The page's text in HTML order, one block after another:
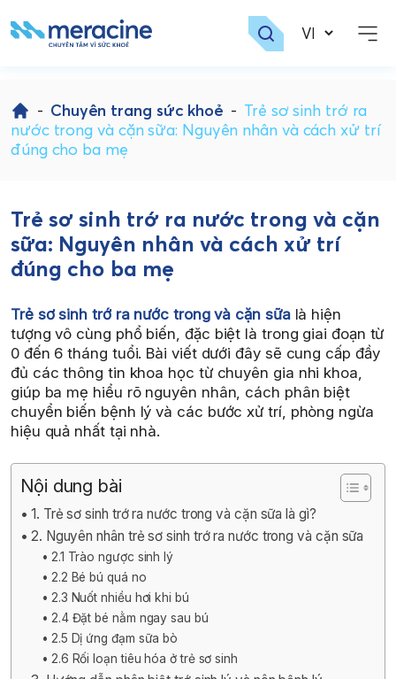
to
content
- Chuyên trang sức khoẻ - Trẻ sơ sinh trớ ra
nước trong và cặn sữa: Nguyên nhân và cách xử trí
đúng cho ba mẹ
Trẻ sơ sinh trớ ra nước trong và cặn
sữa: Nguyên nhân và cách xử trí
đúng cho ba mẹ
Trẻ sơ sinh trớ ra nước trong và cặn sữalà hiện
tượng vô cùng phổ biến, đặc biệt là trong giai đoạn từ
0 đến 6 tháng tuổi. Bài viết dưới đây sẽ cung cấp đầy
đủ các thông tin khoa học từ chuyên gia nhi khoa,
giúp ba mẹ hiểu rõ nguyên nhân, cách phân biệt
chuyển biến bệnh lý và các bước xử trí, phòng ngừa
hiệu quả nhất tại nhà.
Nội dung bài
1. Trẻ sơ sinh trớ ra nước trong và cặn sữa là gì?
2. Nguyên nhân trẻ sơ sinh trớ ra nước trong và cặn sữa
2.1 Trào ngược sinh lý
2.2 Bé bú quá no
2.3 Nuốt nhiều hơi khi bú
2.4 Đặt bé nằm ngay sau bú
2.5 Dị ứng đạm sữa bò
2.6 Rối loạn tiêu hóa ở trẻ sơ sinh